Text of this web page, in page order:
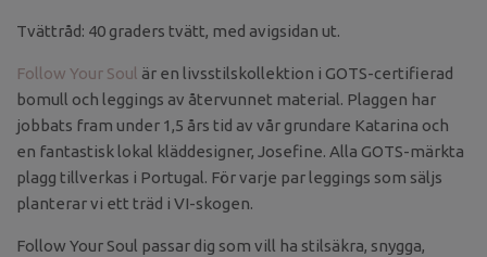
Tvättråd: 40 graders tvätt, med avigsidan ut.
Follow Your Soul är en livsstilskollektion i GOTS-certifierad
bomull och leggings av återvunnet material. Plaggen har
jobbats fram under 1,5 års tid av vår grundare Katarina och
en fantastisk lokal kläddesigner, Josefine. Alla GOTS-märkta
plagg tillverkas i Portugal. För varje par leggings som säljs
planterar vi ett träd i VI-skogen.
Follow Your Soul passar dig som vill ha stilsäkra, snygga,